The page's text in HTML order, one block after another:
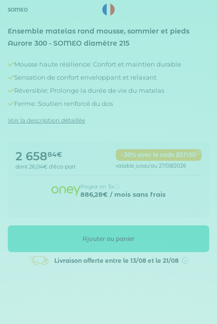
SOMEO
Ensemble matelas rond mousse, sommier et pieds
Aurore 300 - SOMEO diamètre 215
Mousse haute résilience: Confort et maintien durable
Sensation de confort enveloppant et relaxant
Réversible: Prolonge la durée de vie du matelas
Ferme: Soutien renforcé du dos
Voir la description détaillée
2 65884€
dont 26,04€ d'éco-part
-30% avec le code ZEN30
valable jusqu'au 27/08/2026
Payez en 3x
886,28€ / mois sans frais
Ajouter au panier
Livraison offerte entre le 13/08 et le 21/08